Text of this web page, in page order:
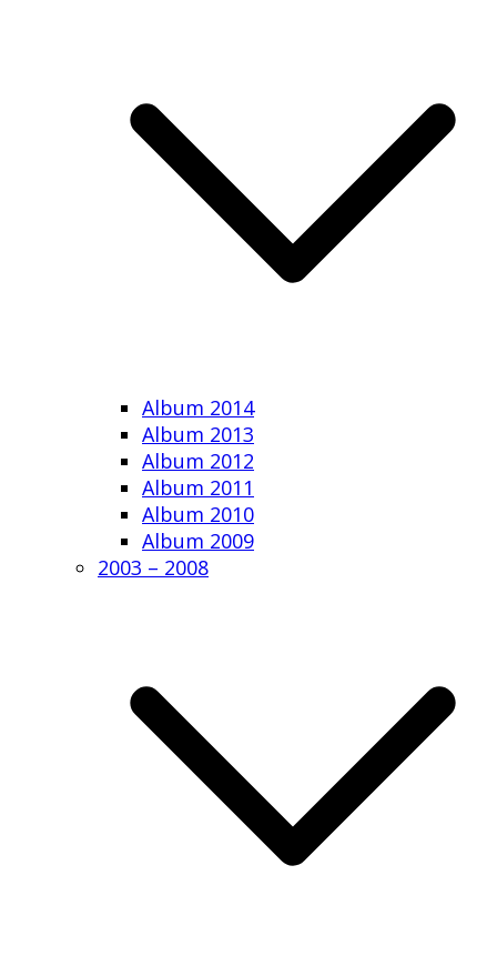
Album 2014
Album 2013
Album 2012
Album 2011
Album 2010
Album 2009
2003 – 2008